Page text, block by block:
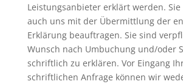
Leistungsanbieter erklärt werden.
auch uns mit der Übermittlung der
Erklärung beauftragen. Sie sind
Wunsch nach Umbuchung und/oder
schriftlich zu erklären. Vor Eingang
schriftlichen Anfrage können wir